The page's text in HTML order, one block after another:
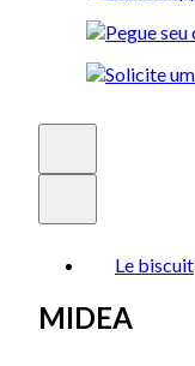
Le biscuit
MIDEA